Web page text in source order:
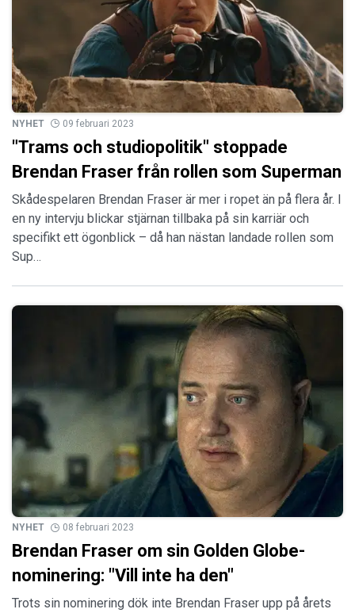
NYHET 09 februari 2023
"Trams och studiopolitik" stoppade
Brendan Fraser från rollen som Superman
Skådespelaren Brendan Fraser är mer i ropet än på flera år. I
en ny intervju blickar stjärnan tillbaka på sin karriär och
specifikt ett ögonblick – då han nästan landade rollen som
Sup…
NYHET 08 februari 2023
Brendan Fraser om sin Golden Globe-
nominering: "Vill inte ha den"
Trots sin nominering dök inte Brendan Fraser upp på årets